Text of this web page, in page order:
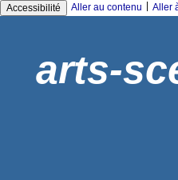
Accessibilité Aller au contenu Aller
arts-